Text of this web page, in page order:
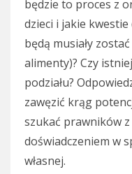
będzie to proces z
dzieci i jakie
będą musiały
alimenty)? Czy
podziału?
zawęzić krąg
szukać prawników
doświadczeniem w
własnej.